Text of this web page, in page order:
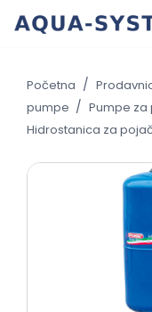
content
Početna /
pumpe / Pumpe
Hidrostanica za